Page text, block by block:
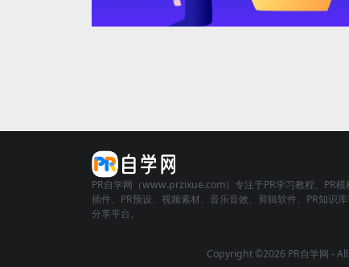
PR自学网（www.przixue.com）专注于PR学习教程、PR模
插件、PR预设、视频素材、音乐音效、剪辑软件、PR知识
分享平台。
Copyright ©2026 PR自学网 - All